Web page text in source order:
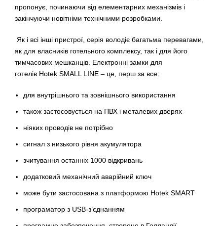
пропонує, починаючи від елементарних механізмів і
закінчуючи новітніми технічними розробками.
Як і всі інші пристрої, серія володіє багатьма перевагами,
як для власників готельного комплексу, так і для його
тимчасових мешканців. Електронні замки для
готелів Hotek SMALL LINE – це, перш за все:
для внутрішнього та зовнішнього використання
також застосовується на ПВХ і металевих дверях
ніяких проводів не потрібно
сигнал з низького рівня акумулятора
зчитування останніх 1000 відкривань
додатковий механічний аварійний ключ
може бути застосована з платформою Hotek SMART
програматор з USB-з’єднанням